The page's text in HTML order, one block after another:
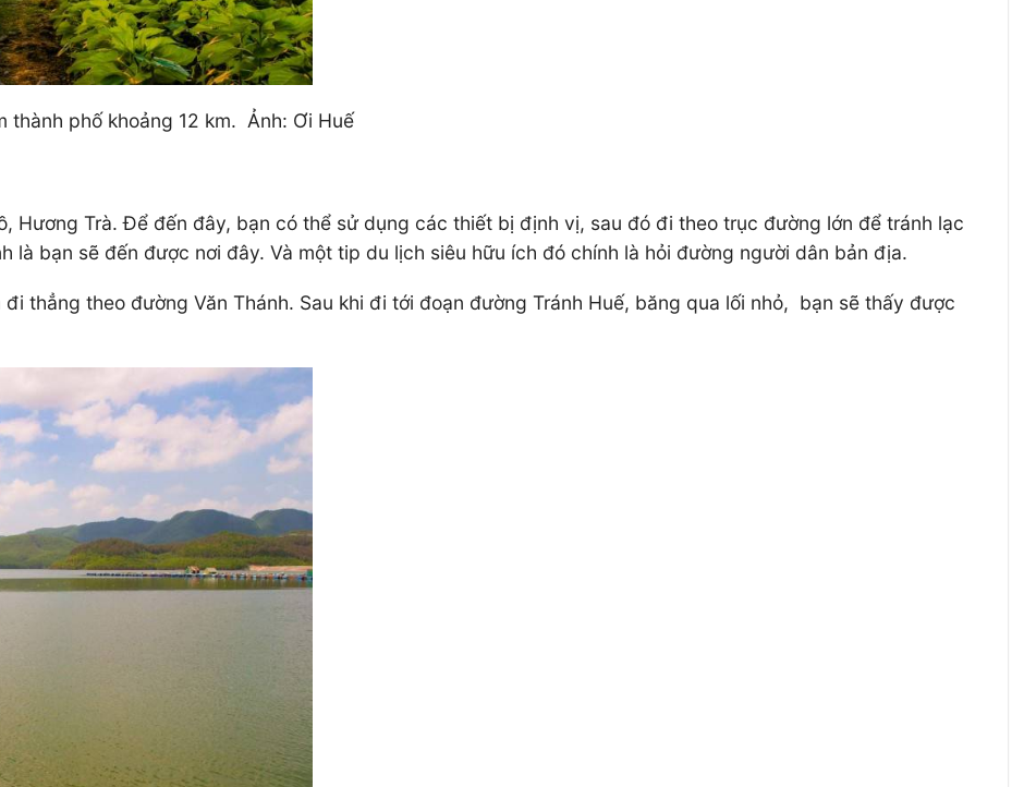
phố khoảng 12 km. Ảnh: Ơi Huế
Hương Trà. Để đến đây, bạn có thể sử dụng các thiết bị định vị, sau đó đi theo trục đường lớn để tránh lạc
là bạn sẽ đến được nơi đây. Và một tip du lịch siêu hữu ích đó chính là hỏi đường người dân bản địa.
thẳng theo đường Văn Thánh. Sau khi đi tới đoạn đường Tránh Huế, băng qua lối nhỏ, bạn sẽ thấy được